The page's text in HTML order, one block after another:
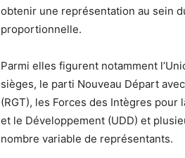
obtenir une représentation au sein
proportionnelle.
Parmi elles figurent notamment
sièges, le parti Nouveau Départ
(RGT), les Forces des Intègres pour
et le Développement (UDD) et
nombre variable de représentants.